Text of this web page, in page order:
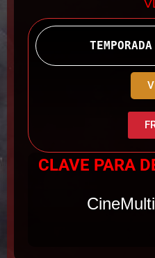
CLAVE PARA